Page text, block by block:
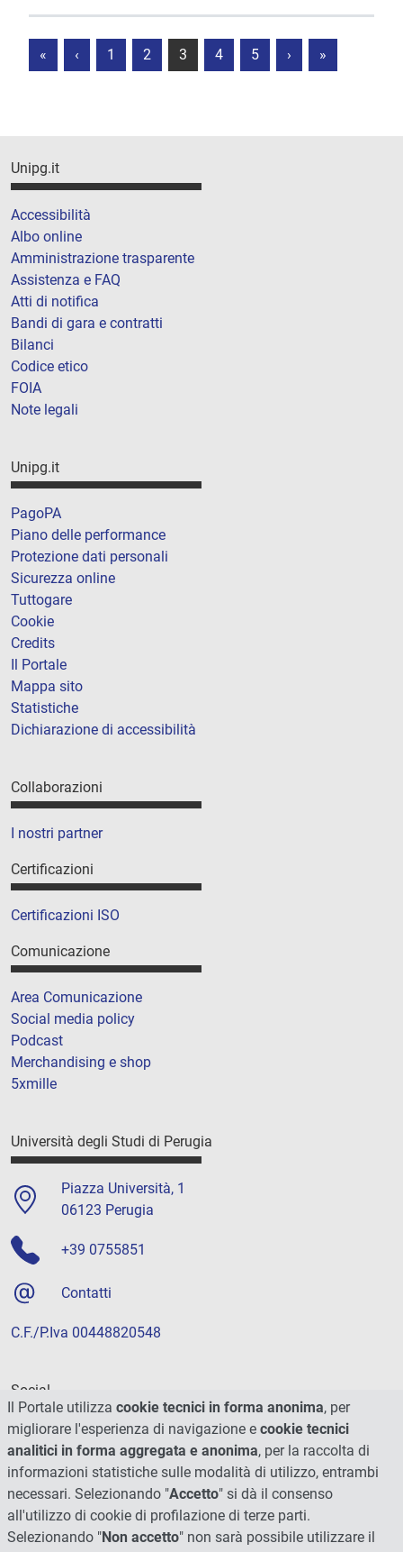
« ‹ 1 2 3 4 5 › »
Unipg.it
Accessibilità
Albo online
Amministrazione trasparente
Assistenza e FAQ
Atti di notifica
Bandi di gara e contratti
Bilanci
Codice etico
FOIA
Note legali
Unipg.it
PagoPA
Piano delle performance
Protezione dati personali
Sicurezza online
Tuttogare
Cookie
Credits
Il Portale
Mappa sito
Statistiche
Dichiarazione di accessibilità
Collaborazioni
I nostri partner
Certificazioni
Certificazioni ISO
Comunicazione
Area Comunicazione
Social media policy
Podcast
Merchandising e shop
5xmille
Università degli Studi di Perugia
Piazza Università, 1
06123 Perugia
+39 0755851
Contatti
C.F./P.Iva 00448820548
Social
Il Portale utilizza cookie tecnici in forma anonima, per
migliorare l'esperienza di navigazione e cookie tecnici
analitici in forma aggregata e anonima, per la raccolta di
informazioni statistiche sulle modalità di utilizzo, entrambi
necessari. Selezionando "Accetto" si dà il consenso
all'utilizzo di cookie di profilazione di terze parti.
Selezionando "Non accetto" non sarà possibile utilizzare il